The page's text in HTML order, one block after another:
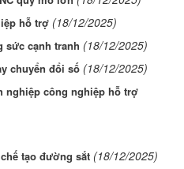
hỗ trợ (18/12/2025)
sức cạnh tranh (18/12/2025)
chuyển đổi số (18/12/2025)
nghiệp công nghiệp hỗ trợ
tạo đường sắt (18/12/2025)